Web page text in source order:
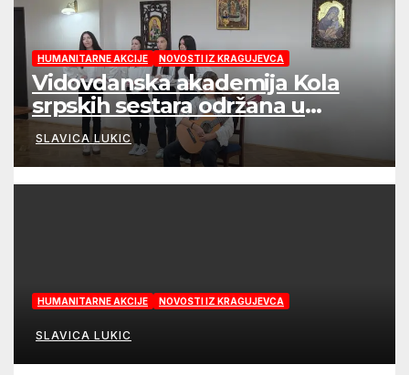
HUMANITARNE AKCIJE NOVOSTI IZ KRAGUJEVCA
Vidovdanska akademija Kola
srpskih sestara održana u
Kragujevcu
SLAVICA LUKIC
HUMANITARNE AKCIJE NOVOSTI IZ KRAGUJEVCA
SLAVICA LUKIC